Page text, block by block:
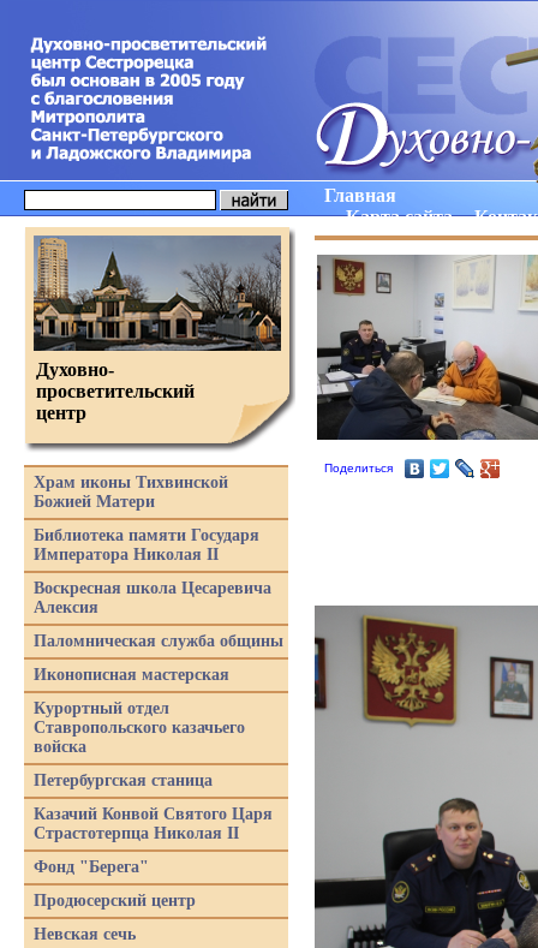
Главная
Карта сайта
Поделиться
Духовно-
просветительский
центр
Храм иконы Тихвинской
Божией Матери
Библиотека памяти Государя
Императора Николая II
Воскресная школа Цесаревича
Алексия
Паломническая служба общины
Иконописная мастерская
Курортный отдел
Ставропольского казачьего
войска
Петербургская станица
Казачий Конвой Святого Царя
Страстотерпца Николая II
Фонд "Берега"
Продюсерский центр
Невская сечь